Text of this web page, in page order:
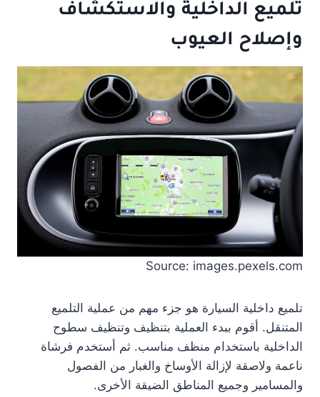
تلميع الداخلية والاستكشاف
وإصلاح العيوب
Source: images.pexels.com
تلميع داخلية السيارة هو جزء مهم من عملية التلميع
المتنقل. أقوم ببدء العملية بتنظيف وتنظيف سطوح
الداخلية باستخدام منظف مناسب. ثم أستخدم فرشاة
ناعمة ولاصقة لإزالة الأوساخ والغبار من الفصول
والمسامير وجميع المناطق الضيقة الأخرى.